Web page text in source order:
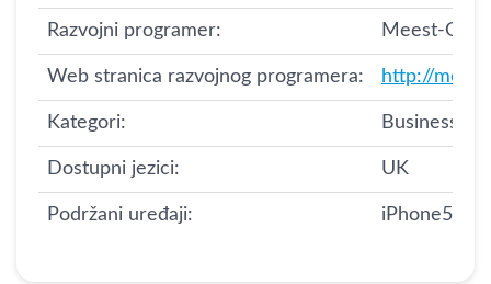
Razvojni programer: Meest-
Web stranica razvojnog programera: http://
Kategori:
Dostupni jezici: UK
Podržani uređaji: iPhone5s-